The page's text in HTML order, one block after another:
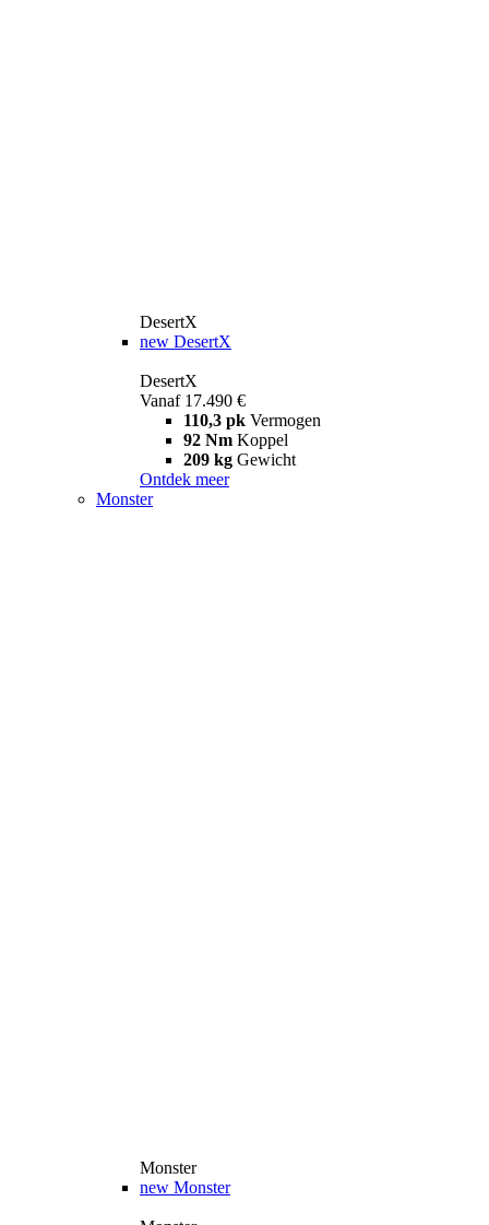
DesertX
new DesertX
DesertX
Vanaf 17.490 €
110,3 pk Vermogen
92 Nm Koppel
209 kg Gewicht
Ontdek meer
Monster
Monster
new Monster